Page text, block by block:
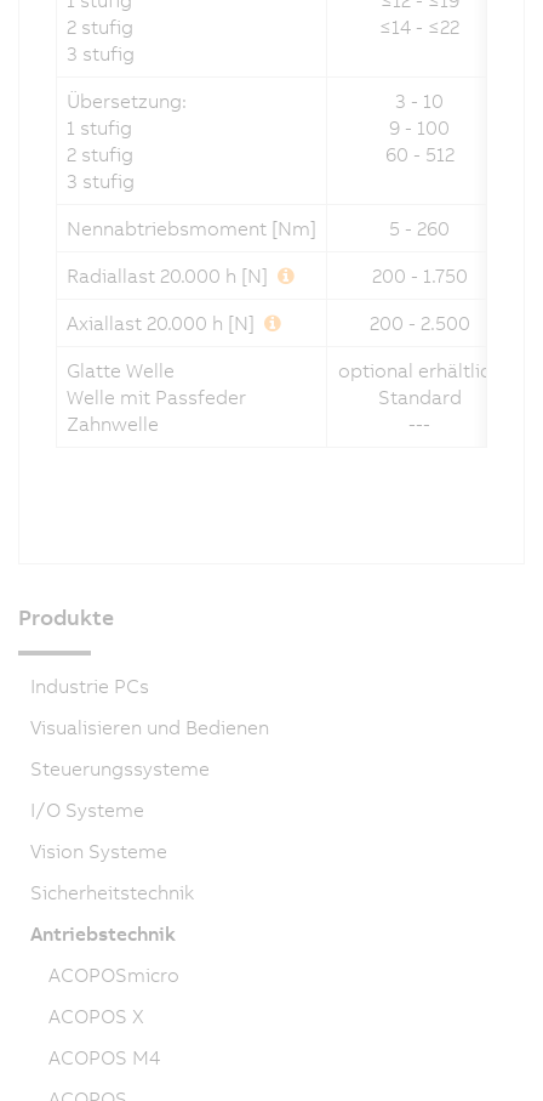
2 stufig
3 stufig
≤14 - ≤22
Übersetzung:
1 stufig
2 stufig
3 stufig
3 - 10
9 - 100
60 - 512
Nennabtriebsmoment [Nm]
5 - 260
Radiallast 20.000 h [N]
200 - 1.750
Axiallast 20.000 h [N]
200 - 2.500
Glatte Welle
Welle mit Passfeder
Zahnwelle
optional erhältlich
Standard
---
Produkte
Industrie PCs
Visualisieren und Bedienen
Steuerungssysteme
I/O Systeme
Vision Systeme
Sicherheitstechnik
Antriebstechnik
ACOPOSmicro
ACOPOS X
ACOPOS M4